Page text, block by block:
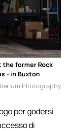
the former Rock
- in Buxton
Photography
per godersi
di